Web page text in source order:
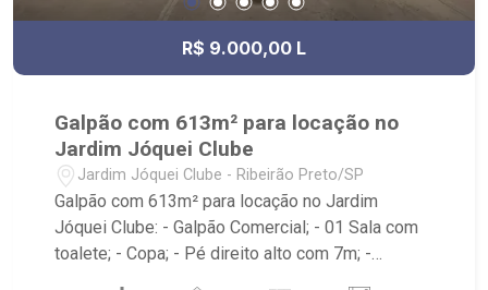
R$ 9.000,00 L
Galpão com 613m² para locação no
Jardim Jóquei Clube
Jardim Jóquei Clube - Ribeirão Preto/SP
Galpão com 613m² para locação no Jardim
Jóquei Clube: - Galpão Comercial; - 01 Sala com
toalete; - Copa; - Pé direito alto com 7m; -